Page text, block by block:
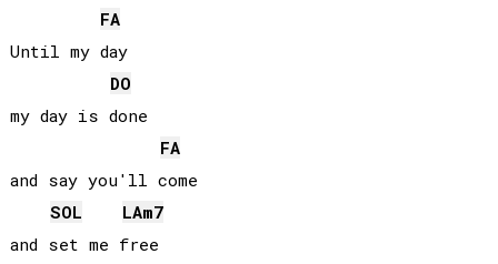
FA
Until my day
DO
my day is done
FA
and say you'll come
SOL
LAm7
and set me free